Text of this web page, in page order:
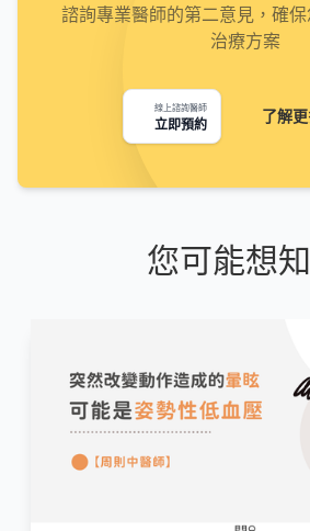
諮詢專業醫師的第二意見，確
治療方案
線上諮詢醫師
立即預約 了解
您可能想